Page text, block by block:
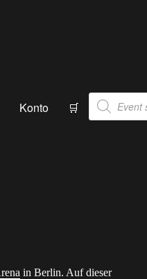
Konto 🛒
Products
search
in Berlin. Auf dieser